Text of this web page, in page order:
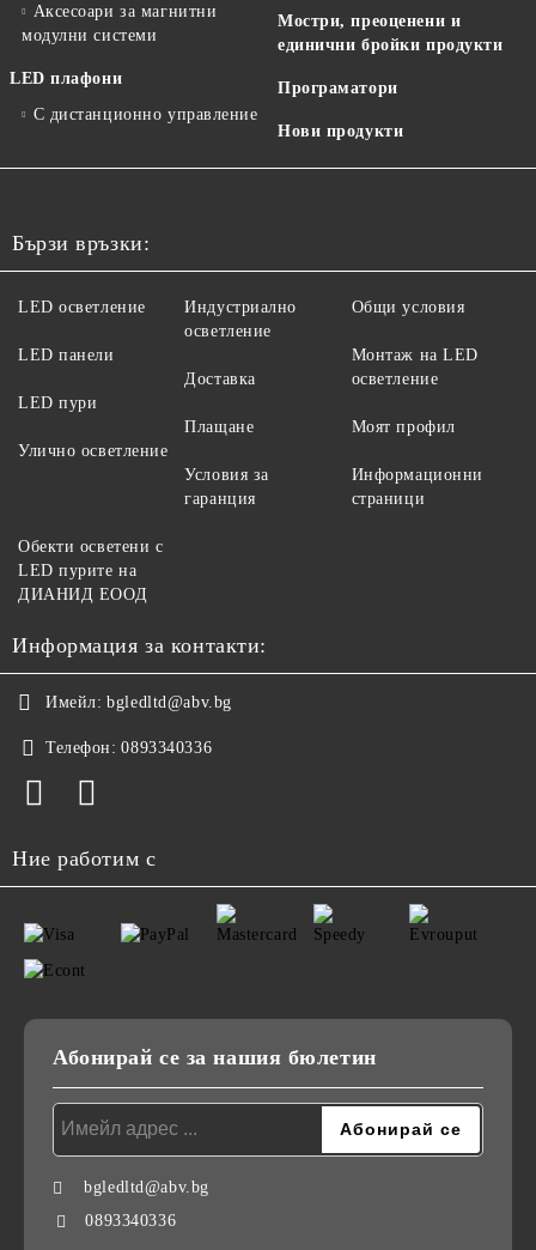
Аксесоари за магнитни
модулни системи
LED плафони
С дистанционно управление
Мостри, преоценени и
единични бройки продукти
Програматори
Нови продукти
Бързи връзки:
LED осветление
LED панели
LED пури
Улично осветление
Индустриално
осветление
Доставка
Плащане
Условия за
гаранция
Общи условия
Монтаж на LED
осветление
Моят профил
Информационни
страници
Обекти осветени с
LED пурите на
ДИАНИД ЕООД
Информация за контакти:
Имейл: bgledltd@abv.bg
Телефон: 0893340336
Ние работим с
Абонирай се за нашия бюлетин
bgledltd@abv.bg
0893340336